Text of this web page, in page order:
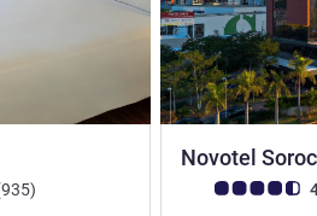
(Рейтинг ALL)
Отзывов
)
Novotel
Примечание: